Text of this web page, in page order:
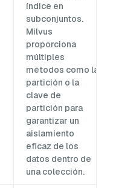
índice en
subconjuntos.
Milvus
proporciona
múltiples
métodos como la
partición o la
clave de
partición para
garantizar un
aislamiento
eficaz de los
datos dentro de
una colección.